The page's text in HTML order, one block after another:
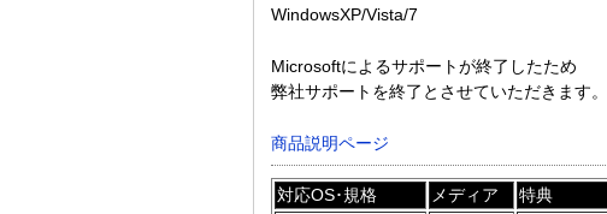
WindowsXP/Vista/7
Microsoftによるサポートが終了したため
弊社サポートを終了とさせていただきます。
商品説明ページ
対応OS･規格 メディア 特典